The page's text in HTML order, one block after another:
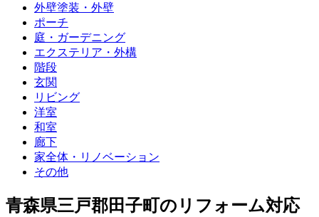
外壁塗装・外壁
ポーチ
庭・ガーデニング
エクステリア・外構
階段
玄関
リビング
洋室
和室
廊下
家全体・リノベーション
その他
青森県三戸郡田子町 のリフォーム対応